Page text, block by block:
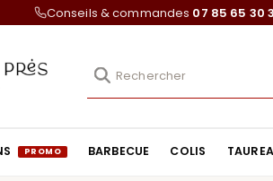
Conseils & commandes 07 85 65 30
BARBECUE COLIS